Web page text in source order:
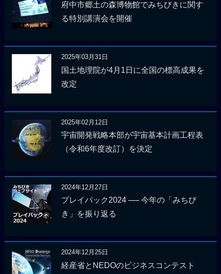
府中市郷土の森博物館でみちびきに関す
る特別講演会を開催
2025年03月31日
国土地理院が4月1日に全国の標高成果を
改定
2025年02月12日
宇宙開発戦略本部が宇宙基本計画工程表
（令和6年度改訂）を決定
2024年12月27日
プレイバック2024 ── 今年の「みちび
き」を振り返る
2024年12月25日
経産省とNEDOのビジネスコンテスト